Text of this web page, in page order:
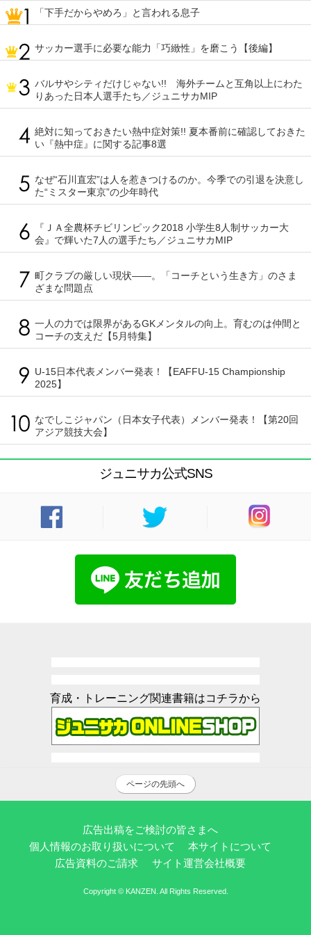
「下手だからやめろ」と言われる息子
サッカー選手に必要な能力「巧緻性」を磨こう【後編】
バルサやシティだけじゃない!! 海外チームと互角以上にわた
りあった日本人選手たち／ジュニサカMIP
絶対に知っておきたい熱中症対策!! 夏本番前に確認しておきた
い『熱中症』に関する記事8選
なぜ“石川直宏”は人を惹きつけるのか。今季での引退を決意し
た“ミスター東京”の少年時代
『ＪＡ全農杯チビリンピック2018 小学生8人制サッカー大
会』で輝いた7人の選手たち／ジュニサカMIP
町クラブの厳しい現状――。「コーチという生き方」のさま
ざまな問題点
一人の力では限界があるGKメンタルの向上。育むのは仲間と
コーチの支えだ【5月特集】
U-15日本代表メンバー発表！【EAFFU-15 Championship
2025】
なでしこジャパン（日本女子代表）メンバー発表！【第20回
アジア競技大会】
ジュニサカ公式SNS
育成・トレーニング関連書籍はコチラから
ページの先頭へ
広告出稿をご検討の皆さまへ
個人情報のお取り扱いについて
本サイトについて
広告資料のご請求
サイト運営会社概要
Copyright © KANZEN. All Rights Reserved.